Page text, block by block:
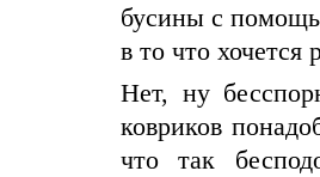
бусины с
в то что хочется
Нет, ну
ковриков
что так